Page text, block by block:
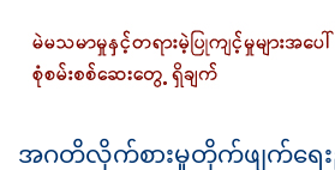
အဂတိလိုက်စားမှုတိုက်ဖျက်ရေး